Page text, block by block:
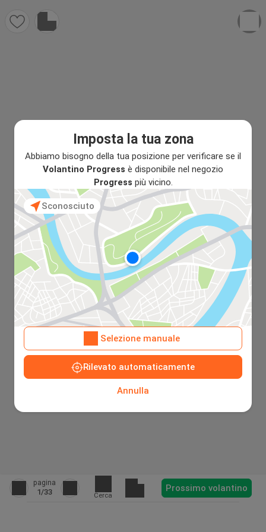
Imposta la tua zona
Abbiamo bisogno della tua posizione per verificare se il
Volantino Progress è disponibile nel negozio
Progress più vicino.
Sconosciuto
Selezione manuale
Rilevato automaticamente
Annulla
pagina
1/33 Cerca
Prossimo volantino